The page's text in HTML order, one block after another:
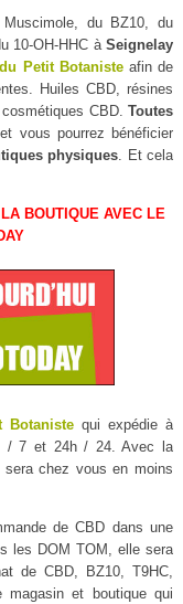
du BZ10, du
10-OH-HHC àSeignelay
du Petit Botanisteafin de
Huiles CBD, résines
cosmétiques CBD.Toutes
et vous pourrez bénéficier
physiques . Et cela
BOUTIQUE AVEC LE
Botanistequi expédie à
/ 7 et 24h / 24. Avec la
sera chez vous en moins
de CBD dans une
les DOM TOM, elle sera
de CBD, BZ10, T9HC,
magasin et boutique qui